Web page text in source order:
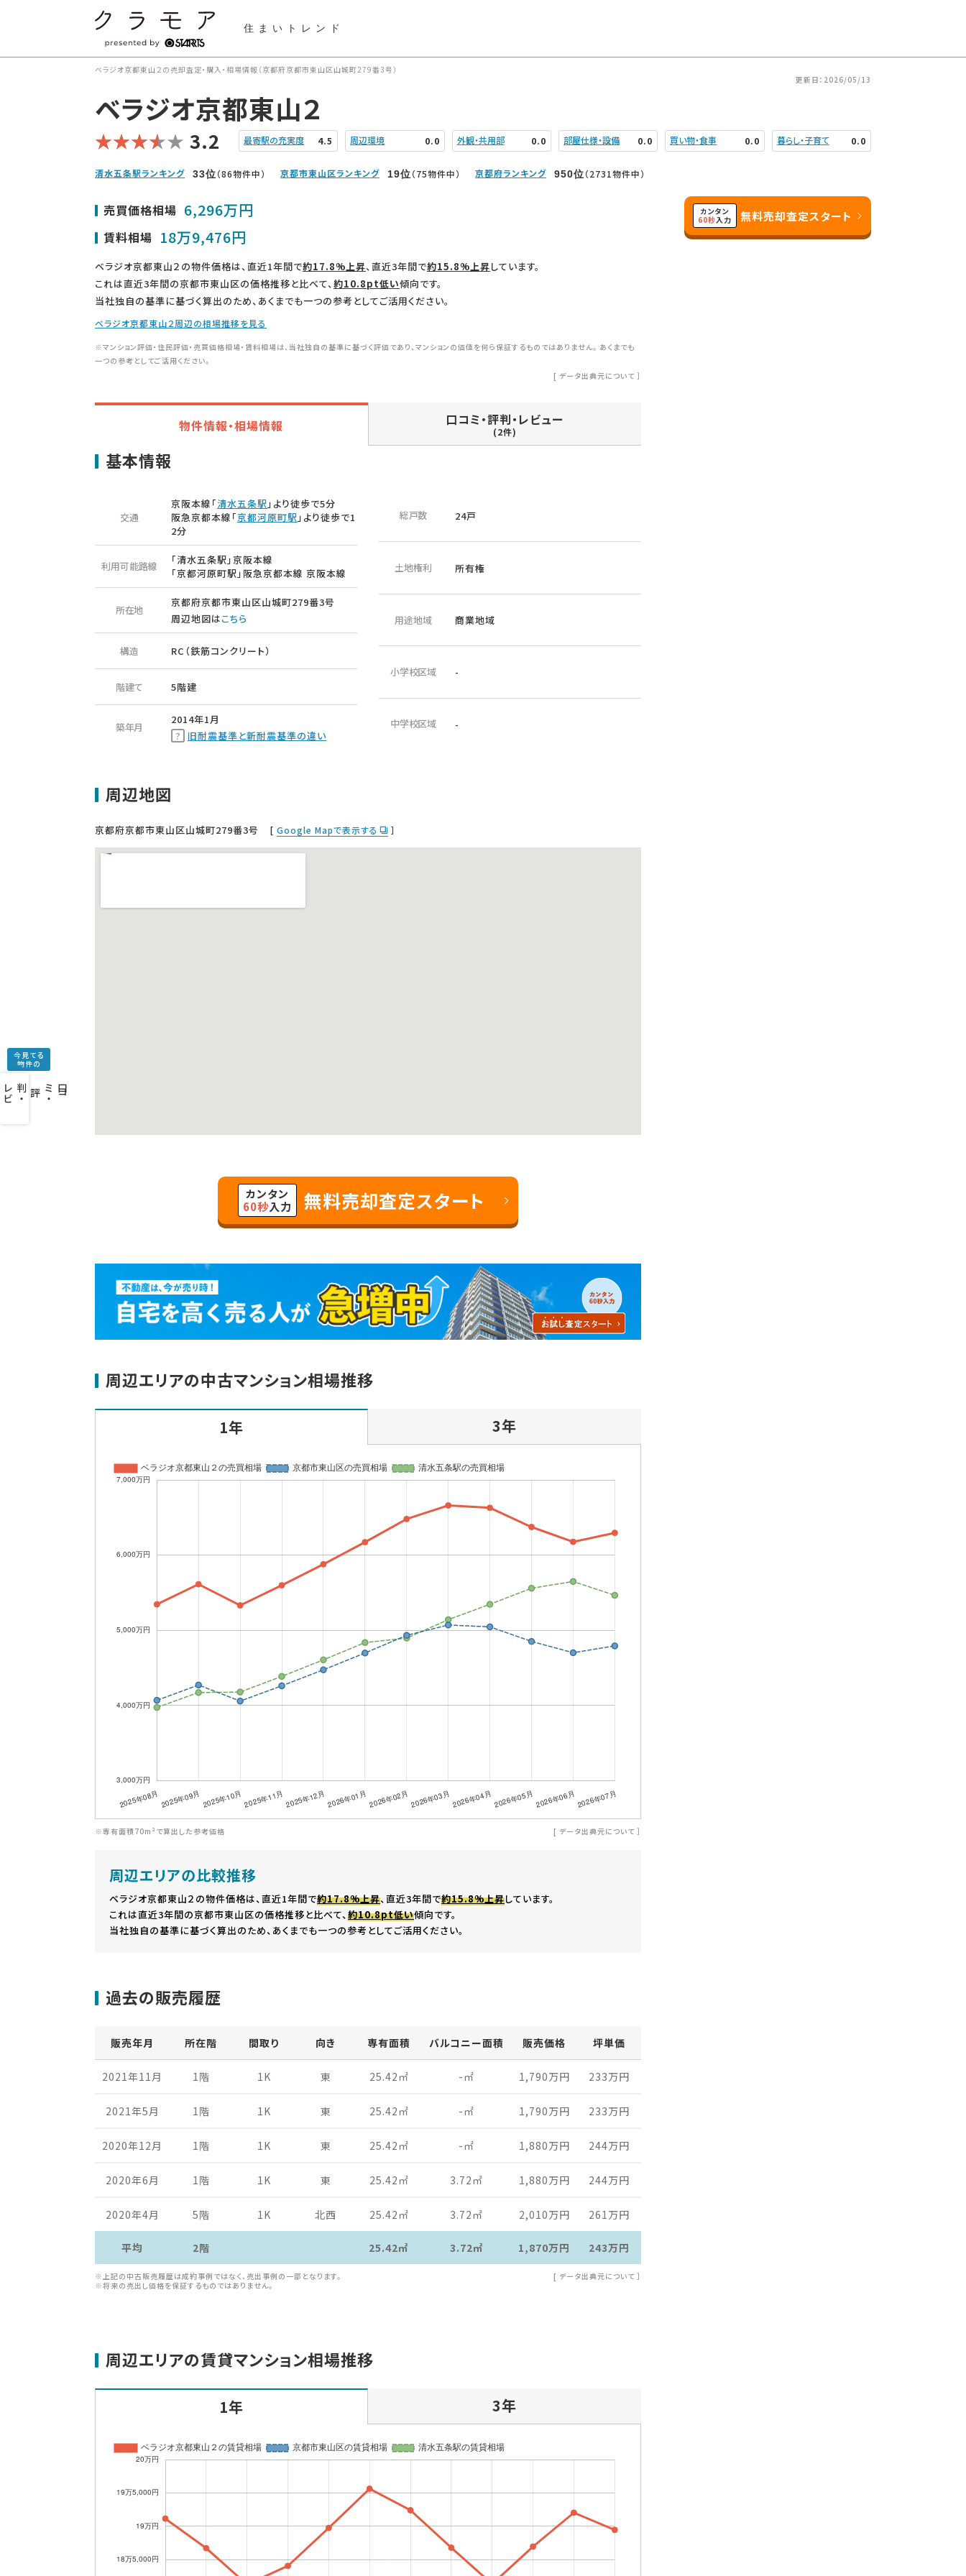
住まいトレンド
ベラジオ京都東山２の売却査定・購入・相場情報（京都府京都市東山区山城町279番3号）
更新日：2026/05/13
ベラジオ京都東山２
3.2 最寄駅の充実度 4.5 周辺環境 0.0 外観・共用部 0.0 部屋仕様・設備 0.0 買い物・食事 0.0 暮らし・子育て 0.0
清水五条駅ランキング 33位（86物件中） 京都市東山区ランキング 19位（75物件中） 京都府ランキング 950位（2731物件中）
今見てる
物件の
口
コ
ミ
・
評 判
・
レ
ビ
ュ
ー
を
み
売買価格相場 6,296万円
賃料相場 18万9,476円
ベラジオ京都東山２の物件価格は、直近1年間で約17.8%上昇、直近3年間で約15.8%上昇しています。
これは直近3年間の京都市東山区の価格推移と比べて、約10.8pt低い傾向です。
当社独自の基準に基づく算出のため、あくまでも一つの参考としてご活用ください。
ベラジオ京都東山２周辺の相場推移を見る
※マンション評価・住民評価・売買価格相場・賃料相場は、当社独自の基準に基づく評価であり、マンションの価値を何ら保証するものではありません。 あくまでも
一つの参考としてご活用ください。
[ データ出典元について ］
物件情報・相場情報 口コミ・評判・レビュー
(2件)
基本情報
交通
京阪本線「清水五条駅 」より徒歩で5分
阪急京都本線「京都河原町駅 」より徒歩で1
2分
利用可能路線
「清水五条駅」京阪本線
「京都河原町駅」阪急京都本線 京阪本線
所在地
京都府京都市東山区山城町279番3号
周辺地図はこちら
構造 RC（鉄筋コンクリート）
階建て 5階建
築年月
2014年1月
旧耐震基準と新耐震基準の違い
総戸数 24戸
土地権利 所有権
用途地域 商業地域
小学校区域 -
中学校区域 -
周辺地図
京都府京都市東山区山城町279番3号 [ Google Mapで表示する ］
カンタン
60秒入力 無料売却査定スタート
周辺エリアの中古マンション相場推移
1年 3年
※専有面積70m²で算出した参考価格 [ データ出典元について ］
周辺エリアの比較推移
ベラジオ京都東山２の物件価格は、直近1年間で約17.8%上昇、直近3年間で約15.8%上昇しています。
これは直近3年間の京都市東山区の価格推移と比べて、 約10.8pt低い傾向です。
当社独自の基準に基づく算出のため、あくまでも一つの参考としてご活用ください。
過去の販売履歴
販売年月 所在階 間取り 向き 専有面積 バルコニー面積 販売価格 坪単価
2021年11月 1階 1K 東 25.42 ㎡ - ㎡ 1,790万円 233万円
2021年5月 1階 1K 東 25.42 ㎡ - ㎡ 1,790万円 233万円
2020年12月 1階 1K 東 25.42 ㎡ - ㎡ 1,880万円 244万円
2020年6月 1階 1K 東 25.42 ㎡ 3.72 ㎡ 1,880万円 244万円
2020年4月 5階 1K 北西 25.42 ㎡ 3.72 ㎡ 2,010万円 261万円
平均 2階 25.42㎡ 3.72㎡ 1,870万円 243万円
※上記の中古販売履歴は成約事例ではなく、売出事例の一部となります。
※将来の売出し価格を保証するものではありません。
[ データ出典元について ］
周辺エリアの賃貸マンション相場推移
1年 3年
カンタン
60秒入力 無料売却査定スタート